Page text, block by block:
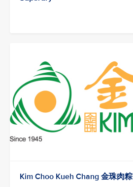
Kim Choo Kueh Chang 金珠肉粽